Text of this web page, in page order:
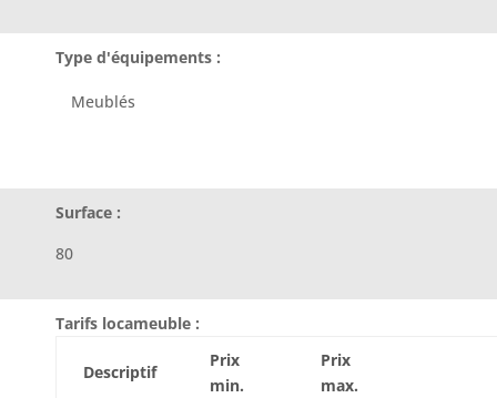
Type d'équipements :
Meublés
Surface :
80
Tarifs locameuble :
Descriptif
Prix
min.
Prix
max.